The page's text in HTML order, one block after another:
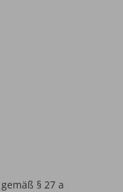
§ 27 a